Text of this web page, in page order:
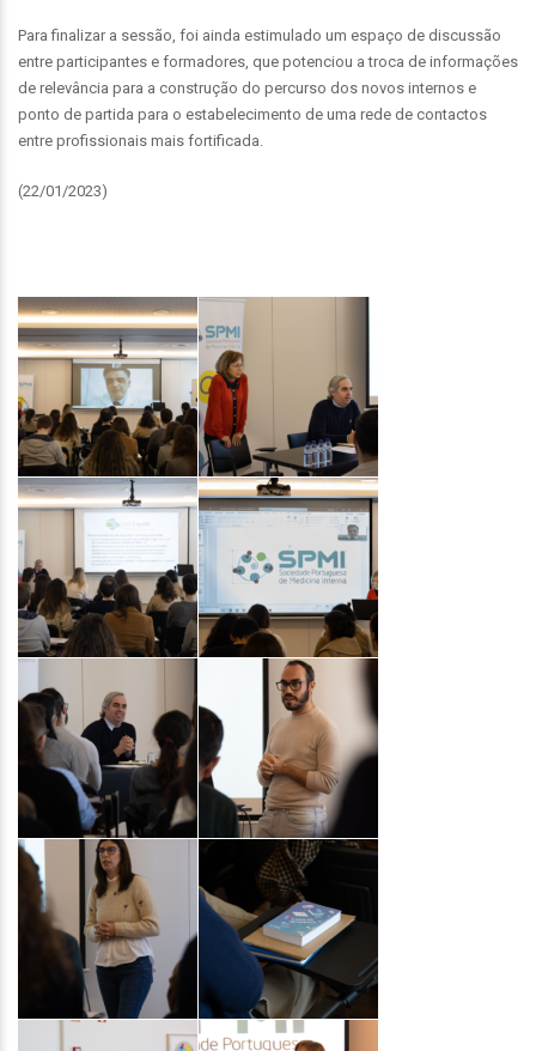
Para finalizar a sessão, foi ainda estimulado um espaço de discussão
entre participantes e formadores, que potenciou a troca de informações
de relevância para a construção do percurso dos novos internos e
ponto de partida para o estabelecimento de uma rede de contactos
entre profissionais mais fortificada.
(22/01/2023)